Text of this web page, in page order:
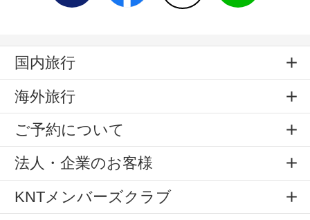
国内旅行
海外旅行
ご予約について
法人・企業のお客様
KNTメンバーズクラブ